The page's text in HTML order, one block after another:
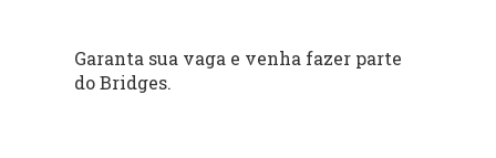
Garanta sua vaga e venha fazer parte
do Bridges.